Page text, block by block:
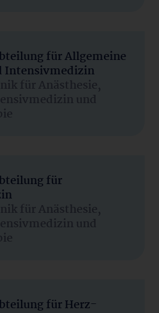
für Allgemeine
Intensivmedizin
für Anästhesie,
und
für
für Anästhesie,
und
für Herz-